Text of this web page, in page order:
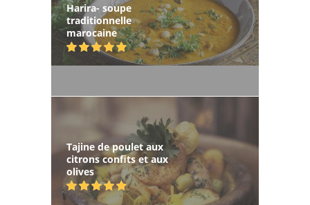
Harira- soupe
traditionnelle
marocaine
Tajine de poulet aux
citrons confits et aux
olives